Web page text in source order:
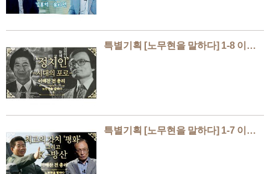
특별기획 [노무현을 말하다] 1-8 이해찬
특별기획 [노무현을 말하다] 1-7 이해찬